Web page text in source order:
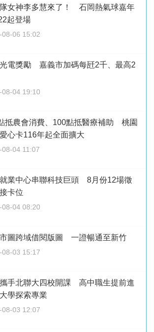
女神李多慧來了！ 石岡熱氣球嘉年
起登場
08-06 15:02
電獎勵 嘉義市加碼每瓩2千、最高2
08-04 19:10
抵農會消費、100點抵醫療補助 桃園
心卡116年起全面擴大
08-04 11:07
業中心串聯科技巨頭 8月份12場徵
卡位
08-04 08:20
圖跨域借閱版圖 一證暢通至新竹
08-03 15:17
手北聯大四校開課 高中職生提前進
學探索專業
08-03 12:07